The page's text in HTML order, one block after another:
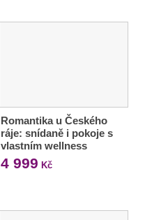
Romantika u Českého
ráje: snídaně i pokoje s
vlastním wellness
4 999 Kč